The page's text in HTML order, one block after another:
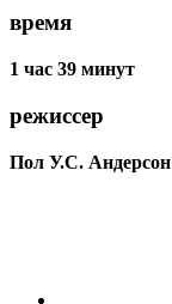
время
1 час 39 минут
режиссер
Пол У.С. Андерсон